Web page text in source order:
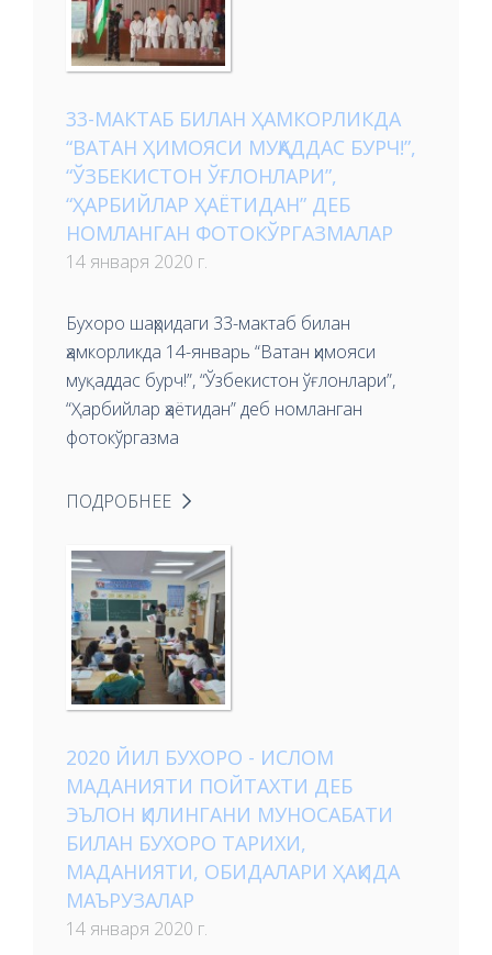
33-МАКТАБ БИЛАН ҲАМКОРЛИКДА
“ВАТАН ҲИМОЯСИ МУҚАДДАС БУРЧ!”,
“ЎЗБЕКИСТОН ЎҒЛОНЛАРИ”,
“ҲАРБИЙЛАР ҲАЁТИДАН” ДЕБ
НОМЛАНГАН ФОТОКЎРГАЗМАЛАР
14 января 2020 г.
Бухоро шаҳридаги 33-мактаб билан
ҳамкорликда 14-январь “Ватан ҳимояси
муқаддас бурч!”, “Ўзбекистон ўғлонлари”,
“Ҳарбийлар ҳаётидан” деб номланган
фотокўргазма
ПОДРОБНЕЕ
2020 ЙИЛ БУХОРО - ИСЛОМ
МАДАНИЯТИ ПОЙТАХТИ ДЕБ
ЭЪЛОН ҚИЛИНГАНИ МУНОСАБАТИ
БИЛАН БУХОРО ТАРИХИ,
МАДАНИЯТИ, ОБИДАЛАРИ ҲАҚИДА
МАЪРУЗАЛАР
14 января 2020 г.